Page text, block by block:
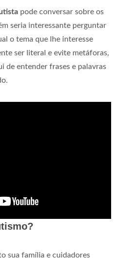
pode conversar sobre os
seria interessante perguntar
o tema que lhe interesse
ser literal e evite metáforas,
de entender frases e palavras
sua família e cuidadores